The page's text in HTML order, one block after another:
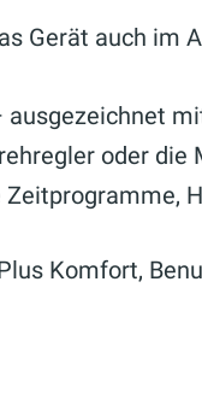
Gerät auch im
oder die
Komfort,